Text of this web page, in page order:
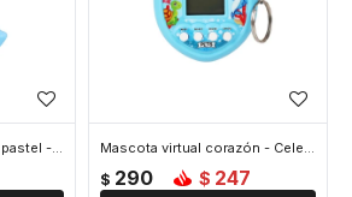
Fidget toy pop it color pastel - Celeste Mascota virtual corazón - Celeste
$ 290 $ 247